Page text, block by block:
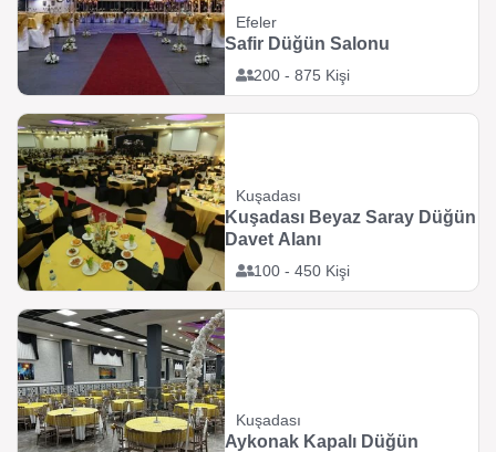
Efeler
200 - 875 Kişi
Safir Düğün Salonu
Kuşadası
100 - 450 Kişi
Kuşadası Beyaz Saray Düğün
Davet Alanı
Kuşadası
Aykonak Kapalı Düğün